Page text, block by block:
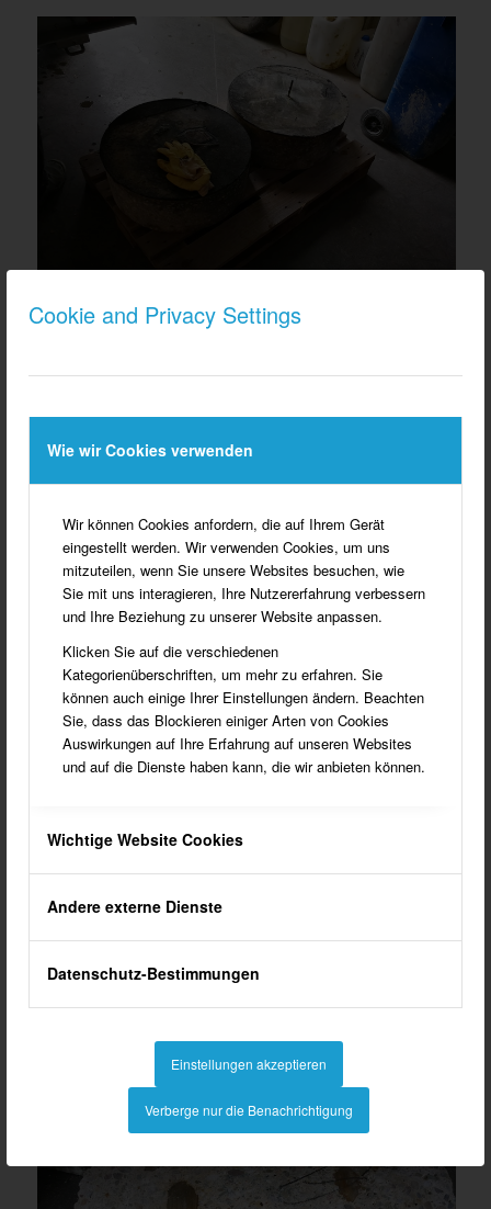
Cookie and Privacy Settings
Wie wir Cookies verwenden
Wir können Cookies anfordern, die auf Ihrem Gerät
eingestellt werden. Wir verwenden Cookies, um uns
mitzuteilen, wenn Sie unsere Websites besuchen, wie
Sie mit uns interagieren, Ihre Nutzererfahrung verbessern
und Ihre Beziehung zu unserer Website anpassen.
Klicken Sie auf die verschiedenen
Kategorienüberschriften, um mehr zu erfahren. Sie
können auch einige Ihrer Einstellungen ändern. Beachten
Sie, dass das Blockieren einiger Arten von Cookies
Auswirkungen auf Ihre Erfahrung auf unseren Websites
und auf die Dienste haben kann, die wir anbieten können.
Wichtige Website Cookies
Andere externe Dienste
Datenschutz-Bestimmungen
Einstellungen akzeptieren
Verberge nur die Benachrichtigung
Um eine Kernbohrung in einem hohen Güllebehälter